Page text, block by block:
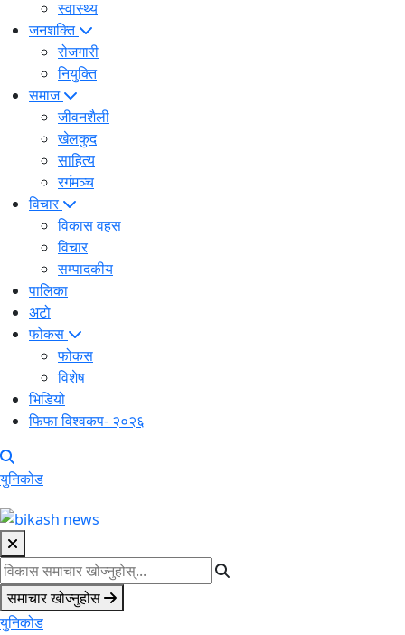
स्वास्थ्य
जनशक्ति
रोजगारी
नियुक्ति
समाज
जीवनशैली
खेलकुद
साहित्य
रगंमञ्च
विचार
विकास वहस
विचार
सम्पादकीय
पालिका
अटो
फोकस
फोकस
विशेष
भिडियो
फिफा विश्वकप- २०२६
युनिकोड
समाचार खोज्नुहोस
युनिकोड